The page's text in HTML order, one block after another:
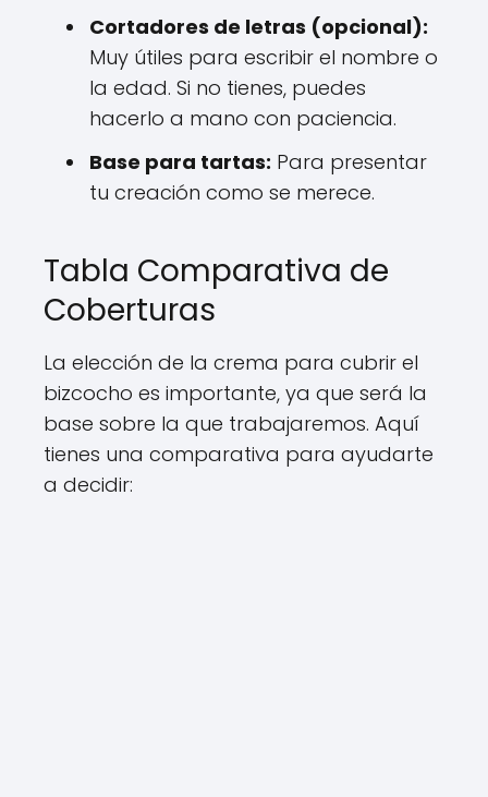
Cortadores de letras (opcional):
Muy útiles para escribir el nombre o
la edad. Si no tienes, puedes
hacerlo a mano con paciencia.
Base para tartas: Para presentar
tu creación como se merece.
Tabla Comparativa de
Coberturas
La elección de la crema para cubrir el
bizcocho es importante, ya que será la
base sobre la que trabajaremos. Aquí
tienes una comparativa para ayudarte
a decidir: